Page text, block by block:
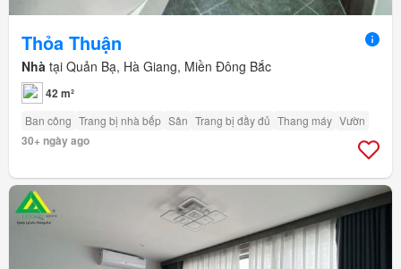
Thỏa Thuận
Nhà tại Quản Bạ, Hà Giang, Miền Đông Bắc
42 m²
Ban công Trang bị nhà bếp Sân Trang bị đầy đủ Thang máy Vườn
30+ ngày ago